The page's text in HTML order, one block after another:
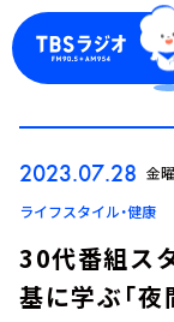
ログ
2023.07.28 金
ライフスタイル・健康
30代番組ス
基に学ぶ「夜